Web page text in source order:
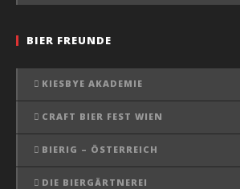
BIER FREUNDE
KIESBYE AKADEMIE
CRAFT BIER FEST WIEN
BIERIG – ÖSTERREICH
DIE BIERGÄRTNEREI